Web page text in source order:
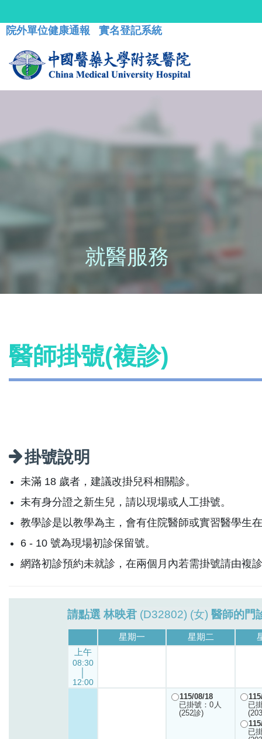
院外單位健康通報 實名登記系統
就醫服務
醫師掛號(複診)
掛號說明
未滿 18 歲者，建議改掛兒科相關診。
未有身分證之新生兒，請以現場或人工掛號。
教學診是以教學為主，會有住院醫師或實習醫學生
6 - 10 號為現場初診保留號。
網路初診預約未就診，在兩個月內若需掛號請由複